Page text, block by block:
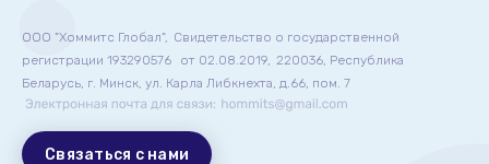
ООО "Хоммитс Глобал", Свидетельство о государственной
регистрации 193290576
от 02.08.2019, 220036, Республика
Беларусь, г. Минск, ул. Карла Либкнехта, д.66, пом. 7
Связаться с нами